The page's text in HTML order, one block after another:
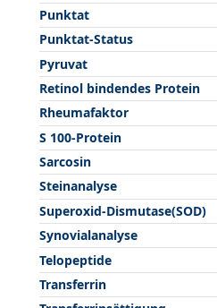
Punktat
Punktat-Status
Pyruvat
Retinol bindendes Protein
Rheumafaktor
S 100-Protein
Sarcosin
Steinanalyse
Superoxid-Dismutase(SOD)
Synovialanalyse
Telopeptide
Transferrin